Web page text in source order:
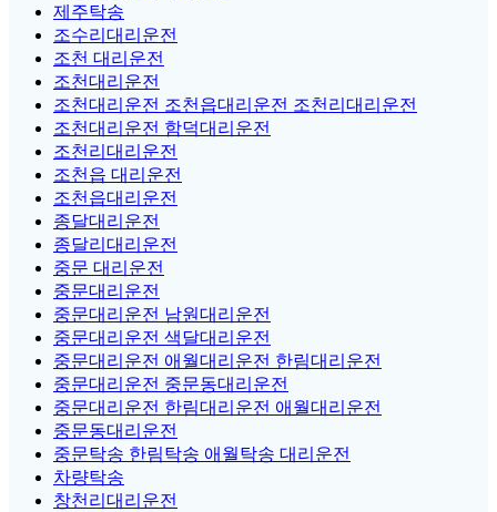
제주탁송
조수리대리운전
조천 대리운전
조천대리운전
조천대리운전 조천읍대리운전 조천리대리운전
조천대리운전 함덕대리운전
조천리대리운전
조천읍 대리운전
조천읍대리운전
종달대리운전
종달리대리운전
중문 대리운전
중문대리운전
중문대리운전 남원대리운전
중문대리운전 색달대리운전
중문대리운전 애월대리운전 한림대리운전
중문대리운전 중문동대리운전
중문대리운전 한림대리운전 애월대리운전
중문동대리운전
중문탁송 한림탁송 애월탁송 대리운전
차량탁송
창천리대리운전